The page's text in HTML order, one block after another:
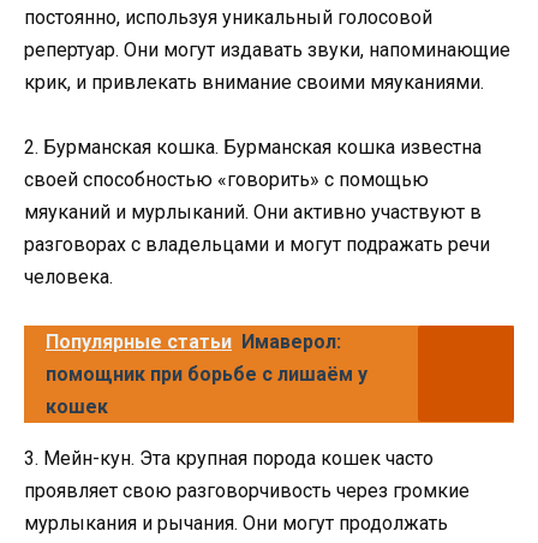
постоянно, используя уникальный голосовой
репертуар. Они могут издавать звуки, напоминающие
крик, и привлекать внимание своими мяуканиями.
2. Бурманская кошка. Бурманская кошка известна
своей способностью «говорить» с помощью
мяуканий и мурлыканий. Они активно участвуют в
разговорах с владельцами и могут подражать речи
человека.
Популярные статьи Имаверол:
помощник при борьбе с лишаём у
кошек
3. Мейн-кун. Эта крупная порода кошек часто
проявляет свою разговорчивость через громкие
мурлыкания и рычания. Они могут продолжать